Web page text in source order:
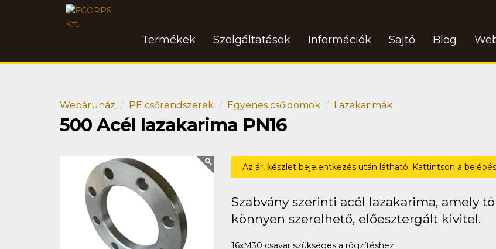
Termékek Szolgáltatások Információk Sajtó Blog
Webáruház PE csőrendszerek Egyenes csőidomok Lazakarimák
500 Acél lazakarima PN16
Az ár, készlet bejelentkezés után látható. Kattintson a
Szabvány szerinti acél lazakarima, amely
könnyen szerelhető, előesztergált kivitel.
16xM30 csavar szükséges a rögzítéshez.